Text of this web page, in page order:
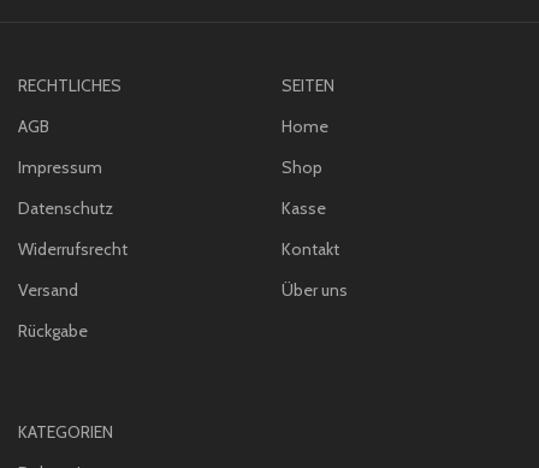
RECHTLICHES
AGB
Impressum
Datenschutz
Widerrufsrecht
Versand
Rückgabe
SEITEN
Home
Shop
Kasse
Kontakt
Über uns
KATEGORIEN